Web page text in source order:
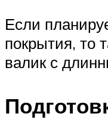
Если
покрытия, то
валик с